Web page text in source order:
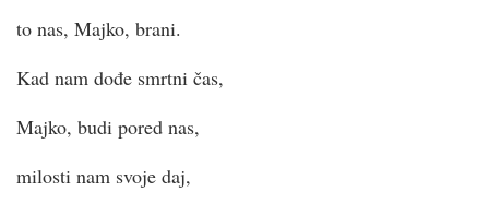
to nas, Majko, brani.
Kad nam dođe smrtni čas,
Majko, budi pored nas,
milosti nam svoje daj,